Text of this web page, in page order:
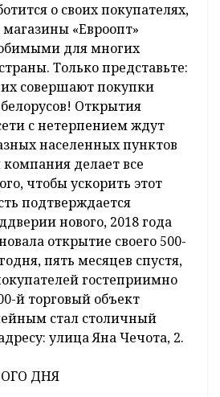
о своих покупателях,
магазины «Евроопт»
для многих
Только представьте:
совершают покупки
Открытия
с нетерпением ждут
населенных пунктов
делает все
чтобы ускорить этот
подтверждается
нового, 2018 года
открытие своего 500-
пять месяцев спустя,
гостеприимно
й торговый объект
стал столичный
улица Яна Чечота, 2.
ДНЯ